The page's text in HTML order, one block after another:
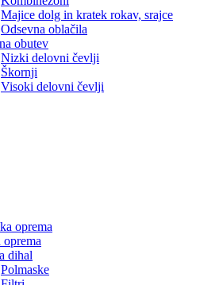
Majice dolg in kratek rokav, srajce
Odsevna oblačila
obutev
Nizki delovni čevlji
Škornji
Visoki delovni čevlji
oprema
oprema
dihal
Polmaske